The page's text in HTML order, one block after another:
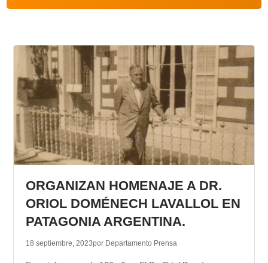
AUDIOS
VIDEOS
GALERIA DE FOTOS
APP MÓVIL
ORGANIZAN HOMENAJE A DR.
ORIOL DOMÉNECH LAVALLOL EN
PATAGONIA ARGENTINA.
18 septiembre, 2023por Departamento Prensa